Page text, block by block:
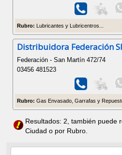
Rubro: Lubricantes y Lubricentros...
Distribuidora Federación
Federación - San Martín 472/74
03456 481523
Rubro: Gas Envasado, Garrafas y
Resultados: 2, también puede
Ciudad o por Rubro.